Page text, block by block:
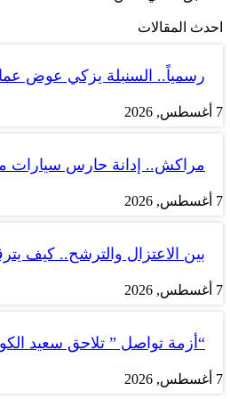
احدث المقالات
رسمياً.. السنبلة يزكي عوض
7 أغسطس, 2026
مراكش.. إدانة حارس سيارات مزيف بـ 10 أشهر
7 أغسطس, 2026
بين الاعتزال والترشح.. كيف
7 أغسطس, 2026
“أزمة تواصل ” تلاحق سعيد
7 أغسطس, 2026